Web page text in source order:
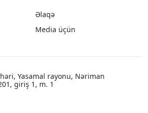
Əlaqə
Media üçün
Yasamal rayonu, Nəriman
giriş 1, m. 1